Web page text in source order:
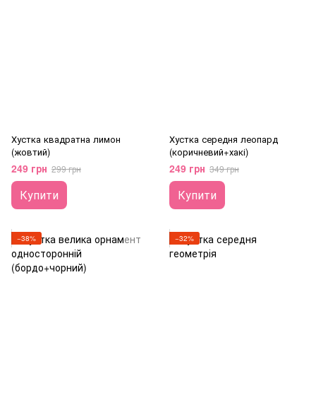
Хустка квадратна лимон
(жовтий)
249 грн 299 грн
Купити
Хустка середня леопард
(коричневий+хакі)
249 грн 349 грн
Купити
−38% −32%